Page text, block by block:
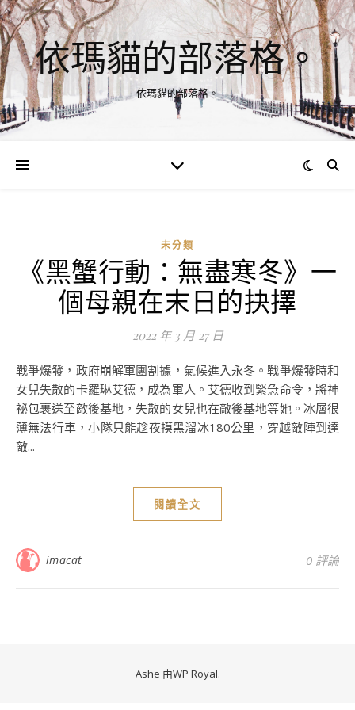
依瑪貓的部落格。
依瑪貓的部落格。
未分類
《黑蟹行動：無盡寒冬》一
個母親在末日的抉擇
2022 年 3 月 27 日
戰爭爆發，政府崩解軍團割據，氣候進入永冬。戰爭爆發時和
女兒失散的卡羅琳艾德，成為軍人。艾德收到緊急命令，將神
祕包裹送至敵後基地，失散的女兒也在敵後基地等她。冰層很
薄無法行車，小隊只能趁夜摸黑溜冰180公里，穿越敵陣到達
敵...
閱讀全文
imacat 0 評論
Ashe 由WP Royal.